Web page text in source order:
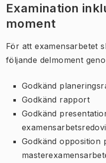
Examination
moment
För att examensarbetet
följande delmoment
Godkänd
Godkänd rapport
Godkänd
Godkänd opposition